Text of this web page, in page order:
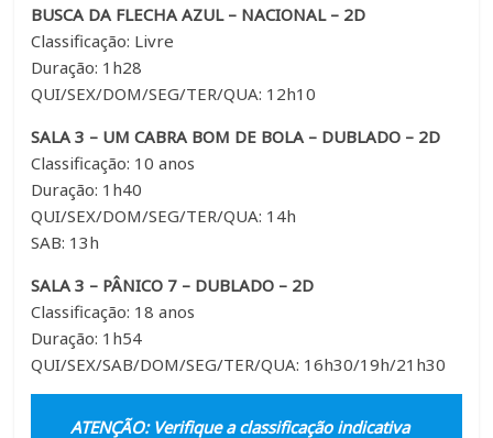
BUSCA DA FLECHA AZUL – NACIONAL – 2D
Classificação: Livre
Duração: 1h28
QUI/SEX/DOM/SEG/TER/QUA: 12h10
SALA 3 – UM CABRA BOM DE BOLA – DUBLADO – 2D
Classificação: 10 anos
Duração: 1h40
QUI/SEX/DOM/SEG/TER/QUA: 14h
SAB: 13h
SALA 3 – PÂNICO 7 – DUBLADO – 2D
Classificação: 18 anos
Duração: 1h54
QUI/SEX/SAB/DOM/SEG/TER/QUA: 16h30/19h/21h30
ATENÇÃO: Verifique a classificação indicativa